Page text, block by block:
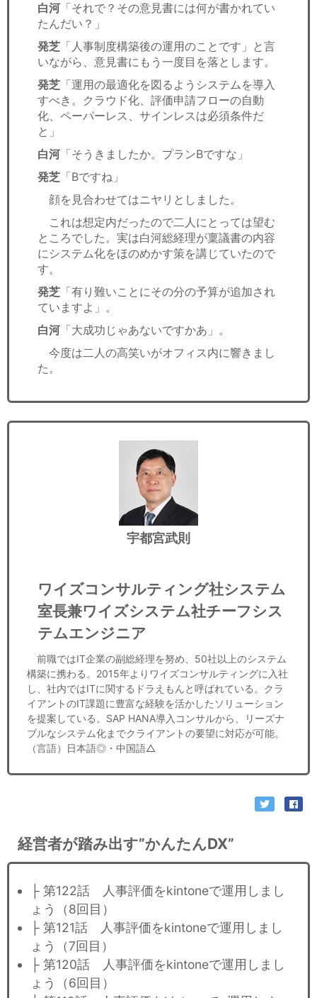
白河「それで？その意見書には何が書かれてい
たんだい？」
発芝 「人事制度構築後の運用のことです」と言
いながら、意見書にもう一度目を落とします。
発芝 「運用の最適化を図るようシステムを導入
すべき。クラウド化、評価申請フローの自動
化、ペーパーレス、サインレスは必須条件だ
と」
白河「そうきましたか。プランBですな」
発芝 「Bですね」
顔を見合わせてはニヤリとしました。
これは想定内だったので二人にとっては望む
ところでした。実は白河総経理が稟議書の内容
にシステム化をほのめかす策を講じていたので
す。
発芝 「有り難いことにその分の予算が追加され
ていますよ」。
白河「大成功じゃあないですかあ」。
今度は二人の高笑いがオフィス内に響きまし
た。
宇都宮武則
ワイズコンサルティング社システム
室長兼ワイズシステム社チーフシス
テムエンジニア
前職ではIT企業の副総経理を努め、50社以上のシステム
構築に携わる。2015年よりワイズコンサルティングに入社
し、社内ではITに関するドラえもんと呼ばれている。クラ
イアントのIT課題に豊富な経験を活かしたソリューション
を提案している。SAP HANA導入コンサルから、リーズナ
ブルなシステム化までクライアントの要望に対応が可能。
（言語）日本語◎・中国語△
経営者が踏み出す”かんたんDX”
├ 第122話 人事評価をkintoneで運用しまし
ょう（8回目）
├ 第121話 人事評価をkintoneで運用しまし
ょう（7回目）
├ 第120話 人事評価をkintoneで運用しまし
ょう（6回目）